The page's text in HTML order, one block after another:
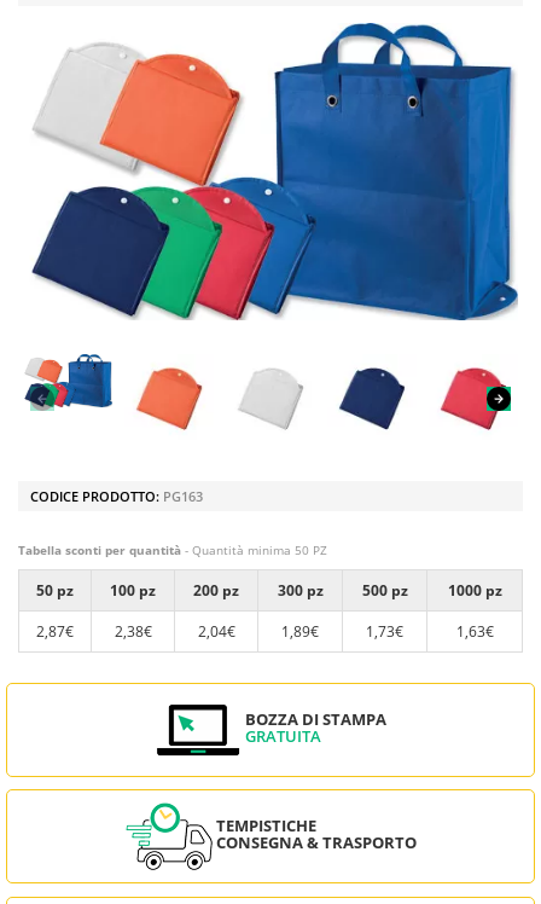
CODICE PRODOTTO: PG163
Tabella sconti per quantità - Quantità minima 50 PZ
50 pz 100 pz 200 pz 300 pz 500 pz
1000 pz
2,87€
2,38€ 2,04€ 1,89€ 1,73€ 1,63€
BOZZA DI STAMPA
GRATUITA
TEMPISTICHE
CONSEGNA & TRASPORTO